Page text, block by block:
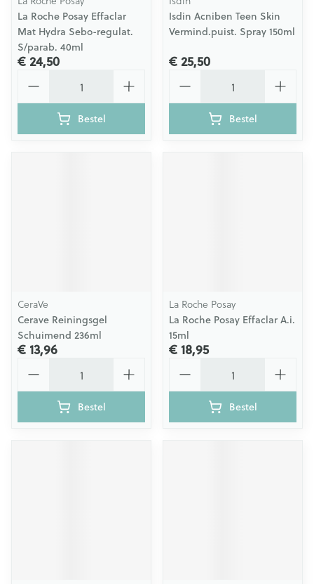
La Roche Posay Effaclar
Mat Hydra Sebo-regulat.
S/parab. 40ml
€ 24,50
Bestel
Isdin Acniben Teen Skin
Vermind.puist. Spray 150ml
€ 25,50
Bestel
CeraVe
Cerave Reiningsgel
Schuimend 236ml
€ 13,96
Bestel
La Roche Posay
La Roche Posay Effaclar A.i.
15ml
€ 18,95
Bestel